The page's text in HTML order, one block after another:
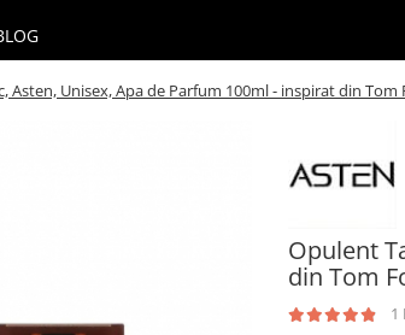
Asten, Unisex, Apa de Parfum 100ml - inspirat din Tom
Opulent
din Tom
1